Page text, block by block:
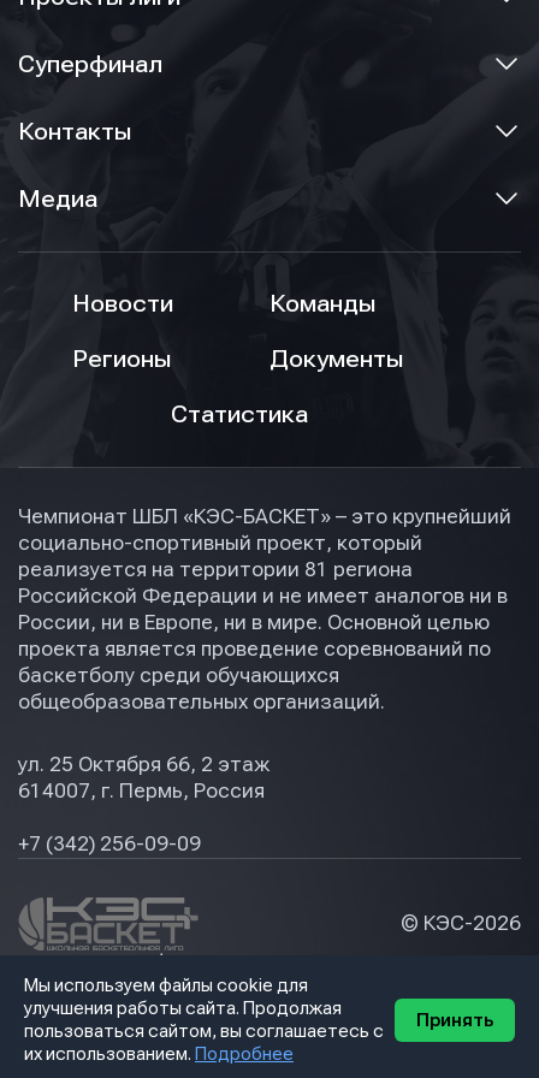
Суперфинал
Контакты
Медиа
Новости
Команды
Регионы
Документы
Статистика
Чемпионат ШБЛ «КЭС-БАСКЕТ» – это крупнейший
социально-спортивный проект, который
реализуется на территории 81 региона
Российской Федерации и не имеет аналогов ни в
России, ни в Европе, ни в мире. Основной целью
проекта является проведение соревнований по
баскетболу среди обучающихся
общеобразовательных организаций.
ул. 25 Октября 66, 2 этаж
614007, г. Пермь, Россия
+7 (342) 256-09-09
© КЭС-2026
Политика конфидециальности
Мы используем файлы cookie для
улучшения работы сайта. Продолжая
пользоваться сайтом, вы соглашаетесь с
их использованием. Подробнее
Принять